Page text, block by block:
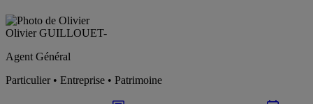
Olivier GUILLOUET-
Agent Général
Particulier • Entreprise • Patrimoine